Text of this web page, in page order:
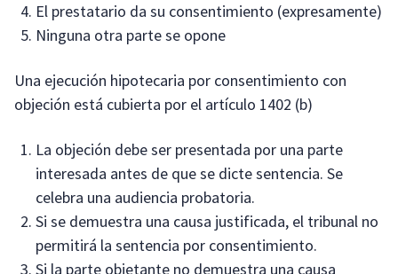
El prestatario da su consentimiento (expresamente)
Ninguna otra parte se opone
Una ejecución hipotecaria por consentimiento con
objeción está cubierta por el artículo 1402 (b)
La objeción debe ser presentada por una parte
interesada antes de que se dicte sentencia. Se
celebra una audiencia probatoria.
Si se demuestra una causa justificada, el tribunal no
permitirá la sentencia por consentimiento.
Si la parte objetante no demuestra una causa